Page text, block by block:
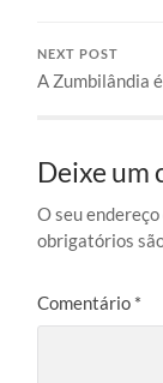
NEXT POST
A Zumbilândia
Deixe um
O seu
obrigatórios
Comentário *